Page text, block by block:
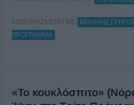
ΕΠΙΣΗΜΑΣΜΕΝΟ ΜΕ: ΜΙΧΑΛΗΣ
ΠΡΟΓΡΑΜΜΑ
«Το κουκλόσπιτο»